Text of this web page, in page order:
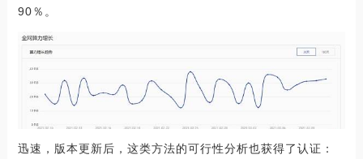
90％。
迅速，版本更新后，这类方法的可行性分析也获得了认证：